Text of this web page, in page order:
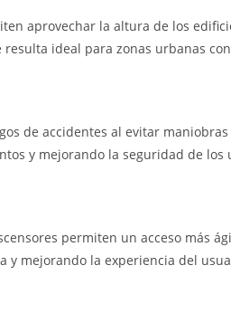
aprovechar la altura de los
ideal para zonas urbanas
de accidentes al evitar
y mejorando la seguridad de los
permiten un acceso más
y mejorando la experiencia del